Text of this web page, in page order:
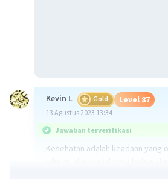
Kevin L Gold Level 87
13 Agustus 2023 13:34
Jawaban terverifikasi
Kesehatan adalah keadaan yang